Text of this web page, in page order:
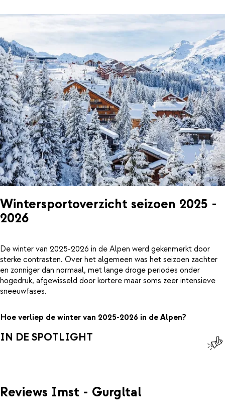
Wintersportoverzicht seizoen 2025 -
2026
De winter van 2025-2026 in de Alpen werd gekenmerkt door
sterke contrasten. Over het algemeen was het seizoen zachter
en zonniger dan normaal, met lange droge periodes onder
hogedruk, afgewisseld door kortere maar soms zeer intensieve
sneeuwfases.
Hoe verliep de winter van 2025-2026 in de Alpen?
IN DE SPOTLIGHT
Reviews Imst - Gurgltal